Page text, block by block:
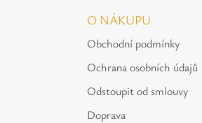
O NÁKUPU
Obchodní podmínky
Ochrana osobních údajů
Odstoupit od smlouvy
Doprava